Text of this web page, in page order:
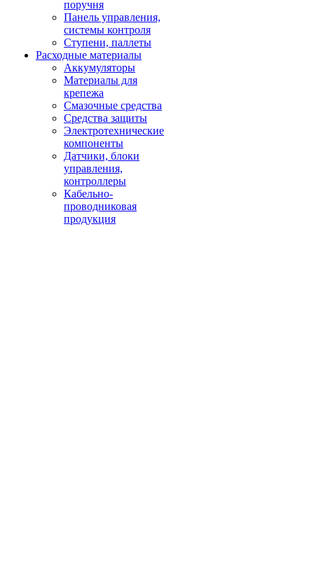
поручня
Панель управления,
системы контроля
Ступени, паллеты
Расходные материалы
Аккумуляторы
Материалы для
крепежа
Смазочные средства
Средства защиты
Электротехнические
компоненты
Датчики, блоки
управления,
контроллеры
Кабельно-
проводниковая
продукция